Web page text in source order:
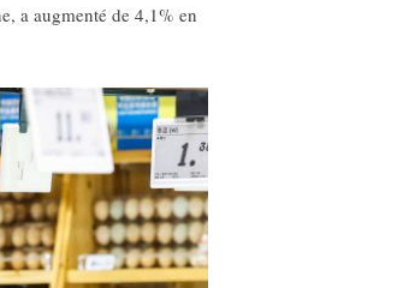
a augmenté de 4,1% en